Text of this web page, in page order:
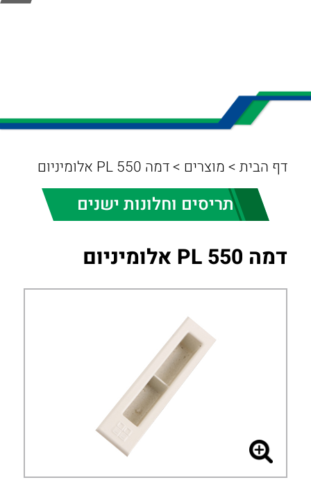
דף הבית>מוצרים >דמה PL 550 אלומיניום
תריסים וחלונות ישנים
דמה PL 550 אלומיניום